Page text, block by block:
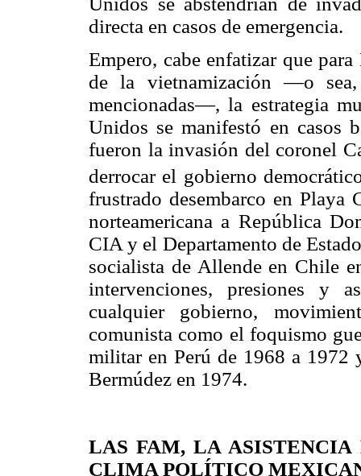
directa en casos de emergencia.
Empero, cabe enfatizar que
de la vietnamización —o
mencionadas—, la estrategia
Unidos se manifestó en casos
fueron la invasión del coronel
derrocar el gobierno
frustrado desembarco en
norteamericana a República
CIA y el Departamento de
socialista de Allende en Chile
intervenciones, presiones y
cualquier gobierno,
comunista como el foquismo
militar en Perú de 1968 a 1972
Bermúdez en 1974.
LAS FAM, LA
CLIMA POLÍTICO